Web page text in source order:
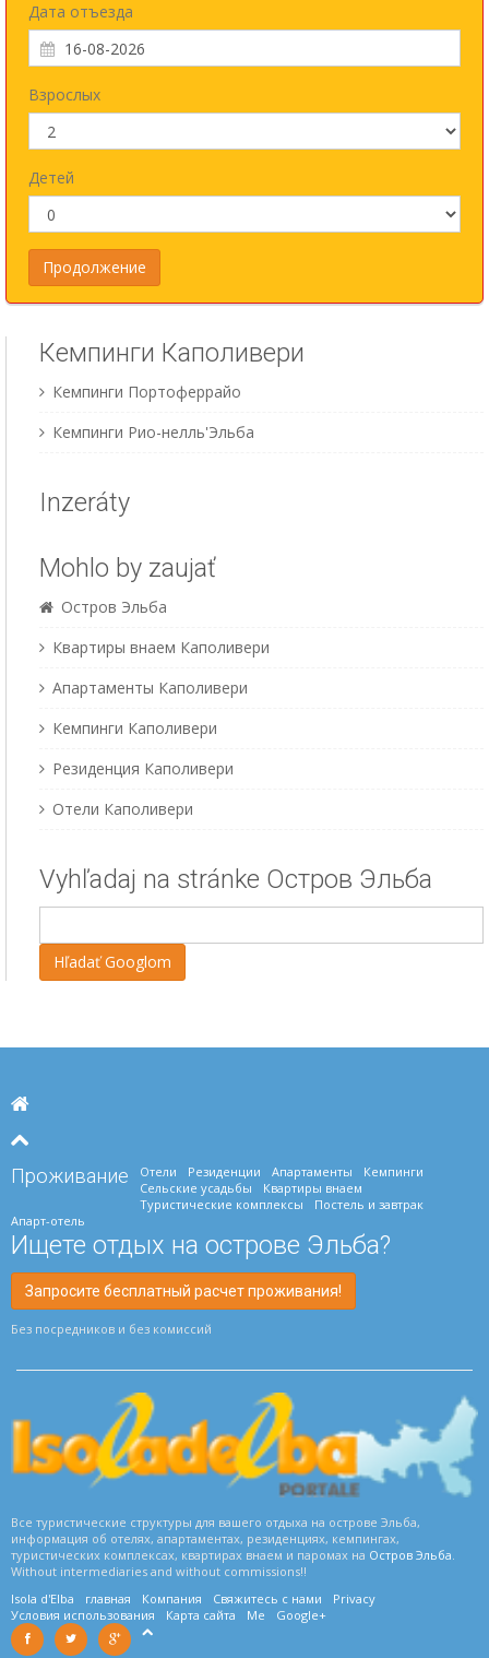
Дата отъезда
Взрослых
Детей
Кемпинги Каполивери
Кемпинги Портоферрайо
Кемпинги Рио-нелль'Эльба
Inzeráty
Mohlo by zaujať
Остров Эльба
Квартиры внаем Каполивери
Апартаменты Каполивери
Кемпинги Каполивери
Резиденция Каполивери
Отели Каполивери
Vyhľadaj na stránke Остров Эльба
Проживание Отели Резиденции Апартаменты
Кемпинги
Сельские усадьбы
Квартиры внаем
Туристические комплексы
Постель и завтрак
Апарт-отель
Ищете отдых на острове Эльба?
Запросите бесплатный расчет проживания!
Без посредников и без комиссий
Все туристические структуры для вашего отдыха на острове Эльба,
информация об отелях, апартаментах, резиденциях, кемпингах,
туристических комплексах, квартирах внаем и паромах на Остров Эльба
Without intermediaries and without commissions!!
Isola d'Elba
главная Компания Свяжитесь с нами
Privacy
Условия использования
Карта сайта Me Google+